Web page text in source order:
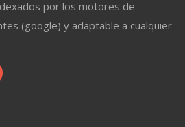
por los motores de
(google) y adaptable a cualquier